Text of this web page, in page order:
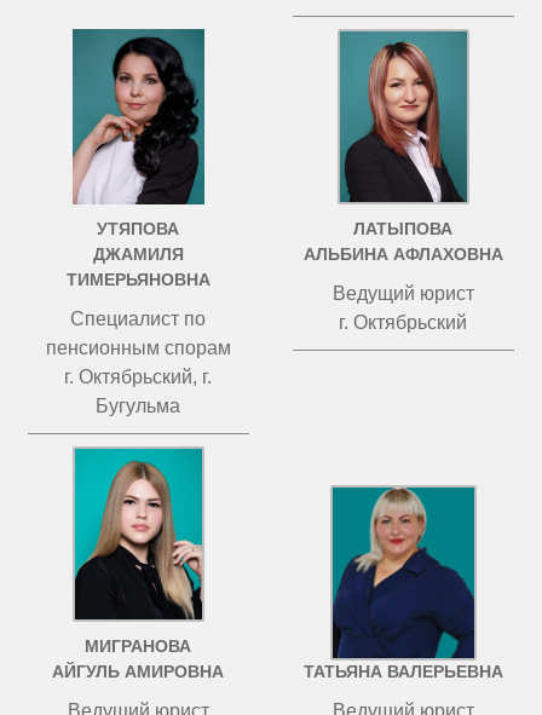
УТЯПОВА
ДЖАМИЛЯ
ТИМЕРЬЯНОВНА
Специалист по
пенсионным спорам
г. Октябрьский, г.
Бугульма
ЛАТЫПОВА
АЛЬБИНА АФЛАХОВНА
Ведущий юрист
г. Октябрьский
МИГРАНОВА
АЙГУЛЬ АМИРОВНА
Ведущий юрист
ЧИСТОВА
ТАТЬЯНА ВАЛЕРЬЕВНА
Ведущий юрист